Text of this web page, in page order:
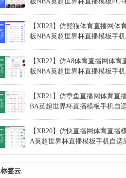
【XR23】仿熊猫体育直播网体
板NBA英超世界杯直播模板手
【XR22】仿A8体育直播网体育
板NBA英超世界杯直播模板手
【XR21】仿章鱼直播网体育直
BA英超世界杯直播模板手机自
【XR20】仿快直播网体育直播
A英超世界杯直播模板手机自适
标签云